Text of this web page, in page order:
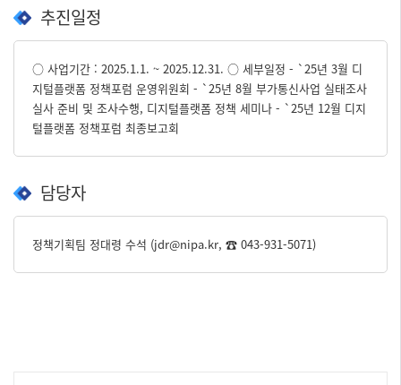
추진일정
○ 사업기간 : 2025.1.1. ~ 2025.12.31. ○ 세부일정 - `25년 3월 디
지털플랫폼 정책포럼 운영위원회 - `25년 8월 부가통신사업 실태조사
실사 준비 및 조사수행, 디지털플랫폼 정책 세미나 - `25년 12월 디지
털플랫폼 정책포럼 최종보고회
담당자
정책기획팀 정대령 수석 (jdr@nipa.kr, ☎ 043-931-5071)